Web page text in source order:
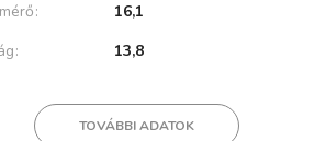
16,1
13,8
TOVÁBBI ADATOK